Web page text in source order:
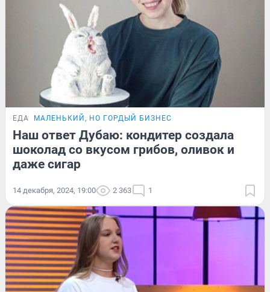
ЕДА МАЛЕНЬКИЙ, НО ГОРДЫЙ БИЗНЕС
Наш ответ Дубаю: кондитер создала
шоколад со вкусом грибов, оливок и
даже сигар
14 декабря, 2024, 19:00 2 363 1